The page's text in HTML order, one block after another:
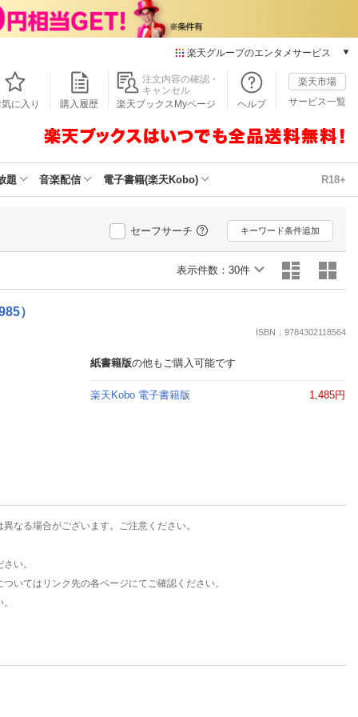
楽天グループのエンタメサービス
本/ゲーム/CD/DVD
楽天ブックス
楽天Kobo
動画配信
楽天TV
動画配信ガイド
楽天チケット
気に入り 購入履歴
注文内容の確認・
キャンセル
楽天ブックスMyページ
ヘルプ
楽天市場
サービス一覧
題 音楽配信 電子書籍(楽天Kobo) R18+
セーフサーチ キーワード条件追加
表示件数： 30件
）
ISBN：9784302118564
紙書籍版の他もご購入可能です
楽天Kobo 電子書籍版 1,485円
なる場合がございます。ご注意ください。
い。
いてはリンク先の各ページにてご確認ください。